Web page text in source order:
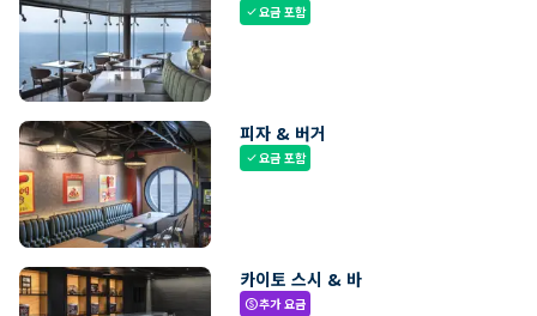
check요금 포함
피자 & 버거
check요금 포함
카이토 스시 & 바
paid추가 요금